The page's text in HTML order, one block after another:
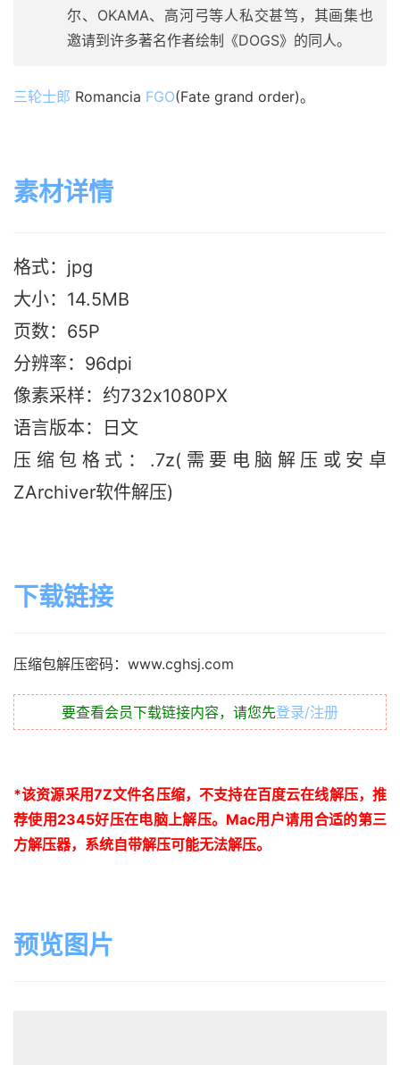
尔、OKAMA、高河弓等人私交甚笃，其画集也
邀请到许多著名作者绘制《DOGS》的同人。
三轮士郎 Romancia FGO(Fate grand order)。
素材详情
格式：jpg
大小：14.5MB
页数：65P
分辨率：96dpi
像素采样：约732x1080PX
语言版本：日文
压缩包格式：.7z(需要电脑解压或安卓
ZArchiver软件解压)
下载链接
压缩包解压密码：www.cghsj.com
要查看会员下载链接内容，请您先登录/注册
*该资源采用7Z文件名压缩，不支持在百度云在线解压，推
荐使用2345好压在电脑上解压。 Mac用户请用合适的第三
方解压器，系统自带解压可能无法解压。
预览图片